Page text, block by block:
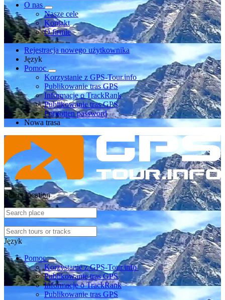
O nas
Nasze cele
Kontakt
O firmie
Rejestracja nowego użytkownika
Język
Pomoc
Korzystanie z GPS-Tour.info
Publikowanie tras GPS
Informacje o TrackRank
Publikowanie tras GPS
Forgotten password
Nowa trasa
Select location
Język
Pomoc
Korzystanie z GPS-Tour.info
Publikowanie tras GPS
Informacje o TrackRank
Publikowanie tras GPS